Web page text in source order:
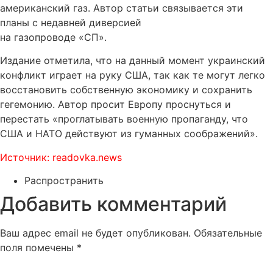
американский газ. Автор статьи связывается эти
планы с недавней диверсией
на газопроводе «СП».
Издание отметила, что на данный момент украинский
конфликт играет на руку США, так как те могут легко
восстановить собственную экономику и сохранить
гегемонию. Автор просит Европу проснуться и
перестать «проглатывать военную пропаганду, что
США и НАТО действуют из гуманных соображений».
Источник: readovka.news
Распространить
Добавить комментарий
Ваш адрес email не будет опубликован. Обязательные
поля помечены *